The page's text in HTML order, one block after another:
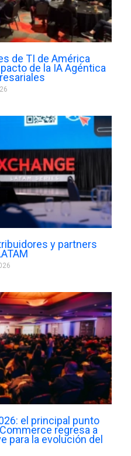
de TI de América
de la IA Agéntica
y partners
el principal punto
regresa a
para la evolución del